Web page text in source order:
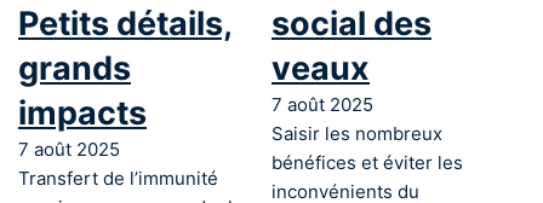
Petits détails,
grands
impacts
7 août 2025
Transfert de l’immunité
social des
veaux
7 août 2025
Saisir les nombreux
bénéfices et éviter les
inconvénients du